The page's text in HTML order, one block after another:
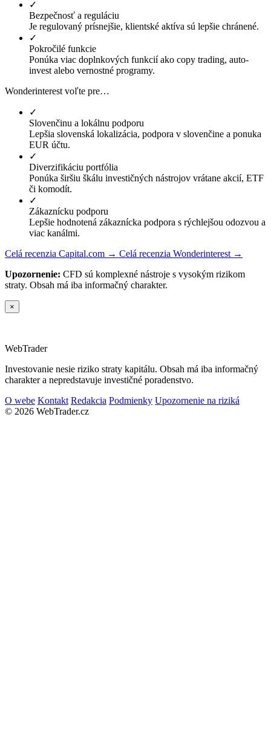
✓
Bezpečnosť a reguláciu
Je regulovaný prísnejšie, klientské aktíva sú lepšie chránené.
✓
Pokročilé funkcie
Ponúka viac doplnkových funkcií ako copy trading, auto-
invest alebo vernostné programy.
Wonderinterest voľte pre…
✓
Slovenčinu a lokálnu podporu
Lepšia slovenská lokalizácia, podpora v slovenčine a ponuka
EUR účtu.
✓
Diverzifikáciu portfólia
Ponúka širšiu škálu investičných nástrojov vrátane akcií, ETF
či komodít.
✓
Zákaznícku podporu
Lepšie hodnotená zákaznícka podpora s rýchlejšou odozvou a
viac kanálmi.
Celá recenzia Capital.com → Celá recenzia Wonderinterest →
Upozornenie: CFD sú komplexné nástroje s vysokým rizikom
straty. Obsah má iba informačný charakter.
×
WebTrader
Investovanie nesie riziko straty kapitálu. Obsah má iba informačný
charakter a nepredstavuje investičné poradenstvo.
O webe Kontakt Redakcia Podmienky Upozornenie na riziká
© 2026 WebTrader.cz